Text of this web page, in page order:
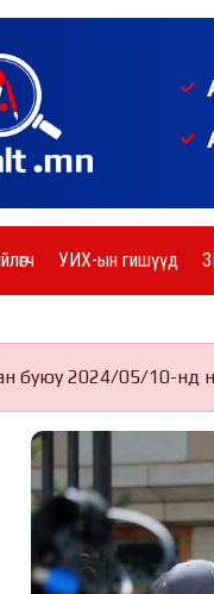
УИХ-ын гишүүд
буюу 2024/05/10-нд